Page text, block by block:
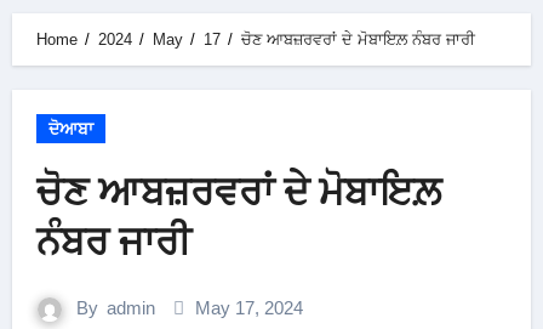
Home 2024 May 17 ਚੋਣ ਆਬਜ਼ਰਵਰਾਂ ਦੇ ਮੋਬਾਇਲ਼ ਨੰਬਰ ਜਾਰੀ
ਦੋਆਬਾ
ਚੋਣ ਆਬਜ਼ਰਵਰਾਂ ਦੇ ਮੋਬਾਇਲ਼
ਨੰਬਰ ਜਾਰੀ
By admin May 17, 2024